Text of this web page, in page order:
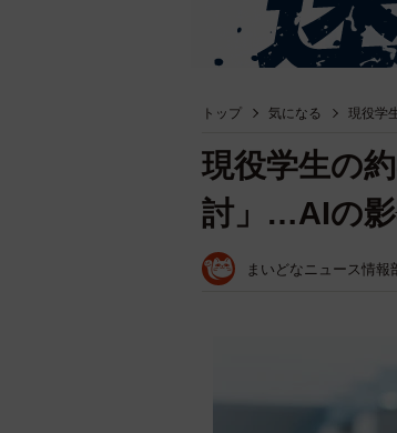
トップ 気になる 現役学
現役学生の
討」…AIの影
まいどなニュース情報